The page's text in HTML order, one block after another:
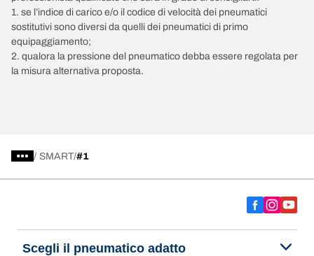
1. se l’indice di carico e/o il codice di velocità dei pneumatici
sostitutivi sono diversi da quelli dei pneumatici di primo
equipaggiamento;
2. qualora la pressione del pneumatico debba essere regolata per
la misura alternativa proposta.
/ SMART #1
Scegli il pneumatico adatto